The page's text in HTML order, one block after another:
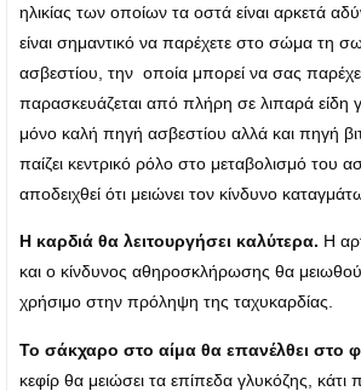
ηλικίας των οποίων τα οστά είναι αρκετά
είναι σημαντικό να παρέχετε στο σώμα τη
ασβεστίου, την οποία μπορεί να σας
παρασκευάζεται από πλήρη σε λιπαρά είδη
μόνο καλή πηγή ασβεστίου αλλά και πηγή
παίζει κεντρικό ρόλο στο μεταβολισμό του
αποδειχθεί ότι μειώνει τον κίνδυνο
Η καρδιά θα λειτουργήσει καλύτερα. Η
και ο κίνδυνος αθηροσκλήρωσης θα
χρήσιμο στην πρόληψη της ταχυκαρδίας.
Το σάκχαρο στο αίμα θα επανέλθει στο
κεφίρ θα μειώσει τα επίπεδα γλυκόζης, κάτι